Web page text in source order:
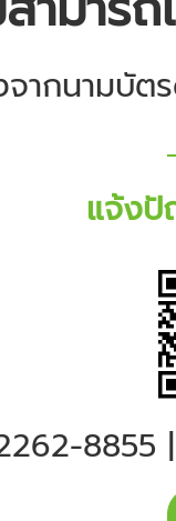
จากนามบัต
แจ้งปั